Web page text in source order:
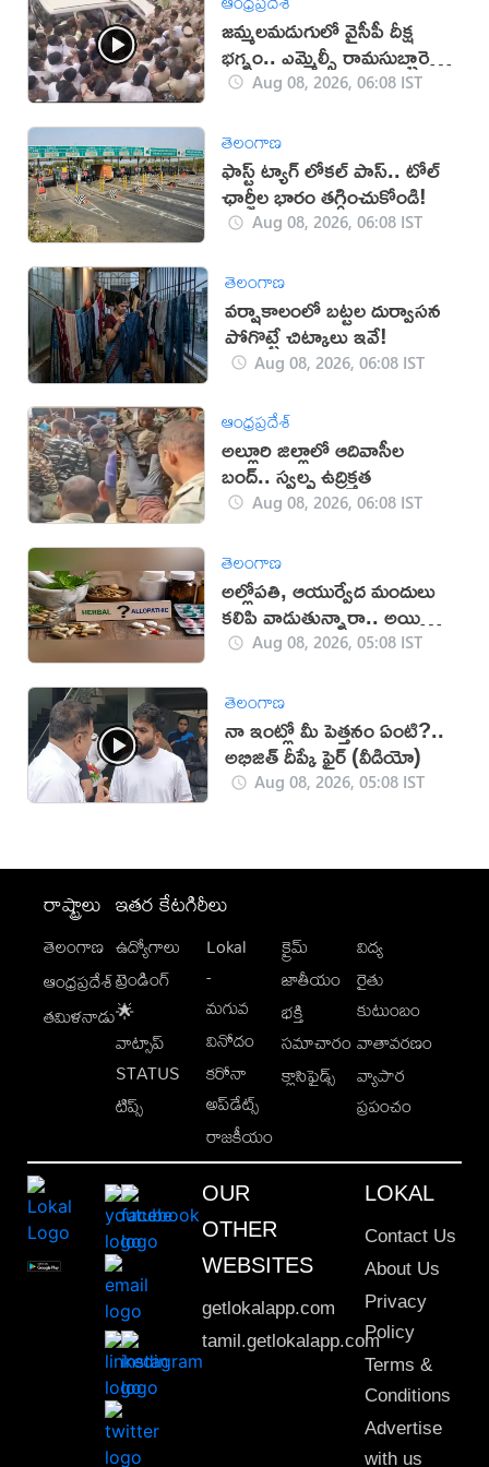
జమ్మలమడుగులో వైసీపీ దీక్ష
భగ్నం.. ఎమ్మెల్సీ రామసుబ్బారెడ్డి
అరెస్ట్ (వీడియో)
Aug 08, 2026, 06:08 IST
తెలంగాణ
ఫాస్ట్ ట్యాగ్ లోకల్ పాస్.. టోల్
ఛార్జీల భారం తగ్గించుకోండి!
Aug 08, 2026, 06:08 IST
తెలంగాణ
వర్షాకాలంలో బట్టల దుర్వాసన
పోగొట్టే చిట్కాలు ఇవే!
Aug 08, 2026, 06:08 IST
ఆంధ్రప్రదేశ్
అల్లూరి జిల్లాలో ఆదివాసీల
బంద్.. స్వల్ప ఉద్రిక్తత
Aug 08, 2026, 06:08 IST
తెలంగాణ
అల్లోపతి, ఆయుర్వేద మందులు
కలిపి వాడుతున్నారా.. అయితే
జాగ్రత్త!Aug 08, 2026, 05:08 IST
తెలంగాణ
నా ఇంట్లో మీ పెత్తనం ఏంటి?..
అభిజిత్‌ దీప్కే ఫైర్‌ (వీడియో)
Aug 08, 2026, 05:08 IST
రాష్ట్రాలు
తెలంగాణ
ఆంధ్రప్రదేశ్
తమిళనాడు
ఇతర కేటగిరీలు
ఉద్యోగాలు
ట్రెండింగ్
🌟
వాట్సాప్
STATUS
టిప్స్
Lokal
-
మగువ
వినోదం
కరోనా
అప్‌డేట్స్
రాజకీయం
క్రైమ్
జాతీయం
భక్తి
సమాచారం
క్లాసిఫైడ్స్
విద్య
రైతు
కుటుంబం
వాతావరణం
వ్యాపార
ప్రపంచం
OUR
OTHER
WEBSITES
getlokalapp.com
tamil.getlokalapp.com
LOKAL
Contact Us
About Us
Privacy
Policy
Terms &
Conditions
Advertise
with us